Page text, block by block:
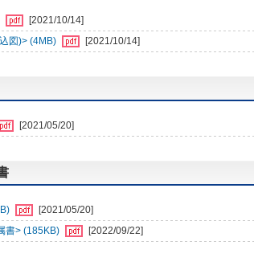
[2021/10/14]
図)> (4MB)
[2021/10/14]
[2021/05/20]
[2021/05/20]
書> (185KB)
[2022/09/22]